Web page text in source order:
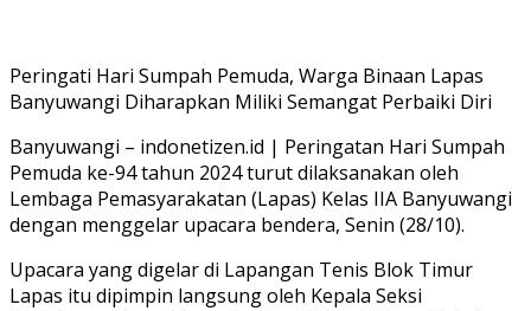
Peringati Hari Sumpah Pemuda, Warga Binaan Lapas
Banyuwangi Diharapkan Miliki Semangat Perbaiki Diri
Banyuwangi – indonetizen.id | Peringatan Hari Sumpah
Pemuda ke-94 tahun 2024 turut dilaksanakan oleh
Lembaga Pemasyarakatan (Lapas) Kelas IIA Banyuwangi
dengan menggelar upacara bendera, Senin (28/10).
Upacara yang digelar di Lapangan Tenis Blok Timur
Lapas itu dipimpin langsung oleh Kepala Seksi